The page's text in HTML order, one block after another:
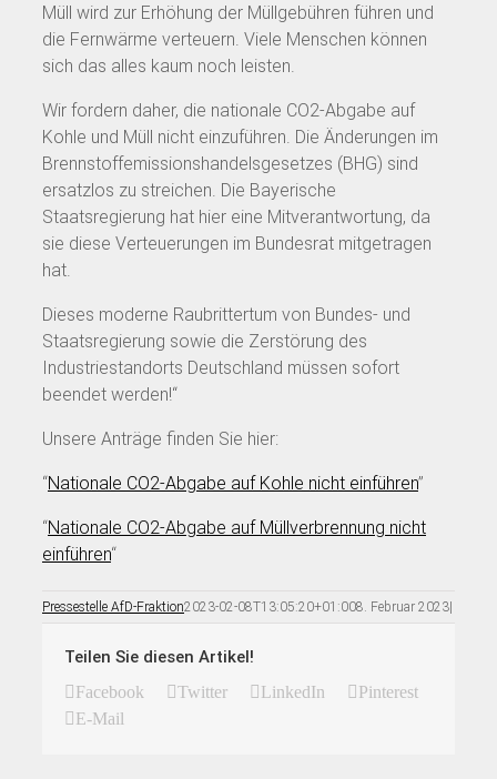
Müll wird zur Erhöhung der Müllgebühren führen und
die Fernwärme verteuern. Viele Menschen können
sich das alles kaum noch leisten.
Wir fordern daher, die nationale CO2-Abgabe auf
Kohle und Müll nicht einzuführen. Die Änderungen im
Brennstoffemissionshandelsgesetzes (BHG) sind
ersatzlos zu streichen. Die Bayerische
Staatsregierung hat hier eine Mitverantwortung, da
sie diese Verteuerungen im Bundesrat mitgetragen
hat.
Dieses moderne Raubrittertum von Bundes- und
Staatsregierung sowie die Zerstörung des
Industriestandorts Deutschland müssen sofort
beendet werden!“
Unsere Anträge finden Sie hier:
“Nationale CO2-Abgabe auf Kohle nicht einführen”
“Nationale CO2-Abgabe auf Müllverbrennung nicht
einführen“
Pressestelle AfD-Fraktion2023-02-08T13:05:20+01:008. Februar 2023|
Teilen Sie diesen Artikel!
Facebook Twitter LinkedIn
Pinterest
E-Mail